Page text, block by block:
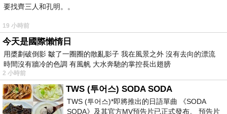
要找齊三人和孔明。。
19 小時前
今天是國際懶惰日
用槳劃破倒影 皺了一圈圈的散亂影子 我在風景之外 沒有去向的漂流
時間沒有牆冷的色調 有風帆 大水奔馳的掌控長出翅膀
2 小時前
TWS (투어스) SODA SODA
TWS (투어스)*即將推出的日語單曲 《SODA
SODA》及其官方MV預告片已正式發布。 預告片